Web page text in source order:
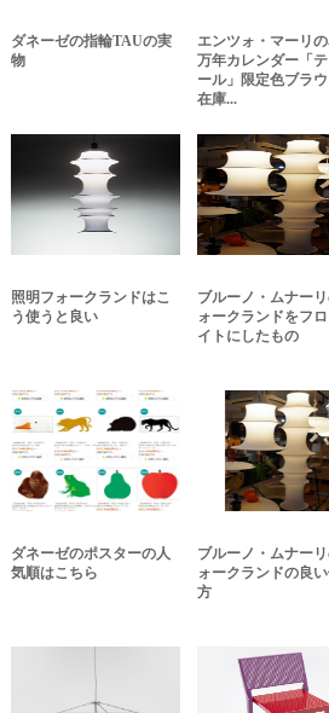
ダネーゼの指輪TAUの実
物
エンツォ・マーリ
万年カレンダー「
ール」限定色ブラ
在庫...
照明フォークランドはこ
う使うと良い
ブルーノ・ムナー
ォークランドをフ
イトにしたもの
ダネーゼのポスターの人
気順はこちら
ブルーノ・ムナー
ォークランドの良
方